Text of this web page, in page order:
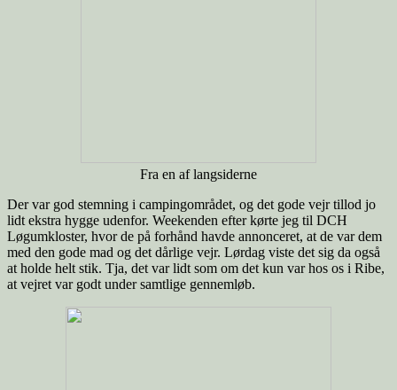
Fra en af langsiderne
Der var god stemning i campingområdet, og det gode vejr tillod jo
lidt ekstra hygge udenfor. Weekenden efter kørte jeg til DCH
Løgumkloster, hvor de på forhånd havde annonceret, at de var dem
med den gode mad og det dårlige vejr. Lørdag viste det sig da også
at holde helt stik. Tja, det var lidt som om det kun var hos os i Ribe,
at vejret var godt under samtlige gennemløb.